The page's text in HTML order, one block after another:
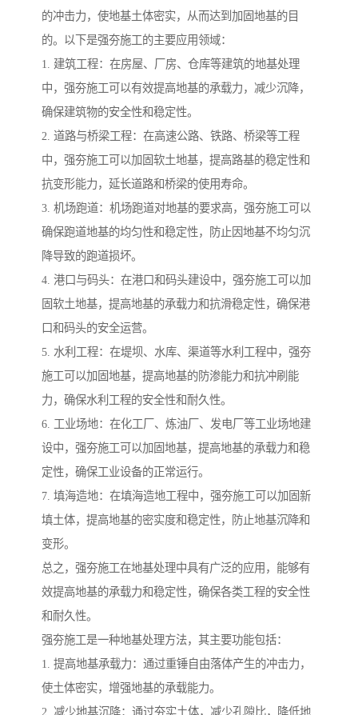
的冲击力，使地基土体密实，从而达到加固地基的目
的。以下是强夯施工的主要应用领域：
1. 建筑工程：在房屋、厂房、仓库等建筑的地基处理
中，强夯施工可以有效提高地基的承载力，减少沉降，
确保建筑物的安全性和稳定性。
2. 道路与桥梁工程：在高速公路、铁路、桥梁等工程
中，强夯施工可以加固软土地基，提高路基的稳定性和
抗变形能力，延长道路和桥梁的使用寿命。
3. 机场跑道：机场跑道对地基的要求高，强夯施工可以
确保跑道地基的均匀性和稳定性，防止因地基不均匀沉
降导致的跑道损坏。
4. 港口与码头：在港口和码头建设中，强夯施工可以加
固软土地基，提高地基的承载力和抗滑稳定性，确保港
口和码头的安全运营。
5. 水利工程：在堤坝、水库、渠道等水利工程中，强夯
施工可以加固地基，提高地基的防渗能力和抗冲刷能
力，确保水利工程的安全性和耐久性。
6. 工业场地：在化工厂、炼油厂、发电厂等工业场地建
设中，强夯施工可以加固地基，提高地基的承载力和稳
定性，确保工业设备的正常运行。
7. 填海造地：在填海造地工程中，强夯施工可以加固新
填土体，提高地基的密实度和稳定性，防止地基沉降和
变形。
总之，强夯施工在地基处理中具有广泛的应用，能够有
效提高地基的承载力和稳定性，确保各类工程的安全性
和耐久性。
强夯施工是一种地基处理方法，其主要功能包括：
1. 提高地基承载力：通过重锤自由落体产生的冲击力，
使土体密实，增强地基的承载能力。
2. 减少地基沉降：通过夯实土体，减少孔隙比，降低地